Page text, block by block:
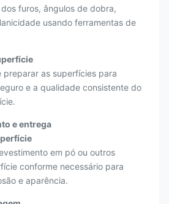
furos, ângulos de dobra,
usando ferramentas de
preparar as superfícies para
e a qualidade consistente do
e entrega
em pó ou outros
conforme necessário para
e aparência.